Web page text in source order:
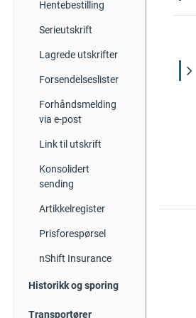
Hentebestilling
Serieutskrift
Lagrede utskrifter
Forsendelseslister
Forhåndsmelding
via e-post
Link til utskrift
Konsolidert
sending
Artikkelregister
Prisforespørsel
nShift Insurance
Historikk og sporing
Transportører